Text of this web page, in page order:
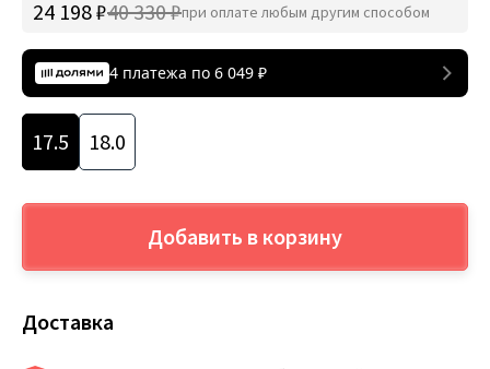
24 198 ₽40 330 ₽при оплате любым другим способом
4 платежа по 6 049 ₽
17.5 18.0
Добавить в корзину
Доставка